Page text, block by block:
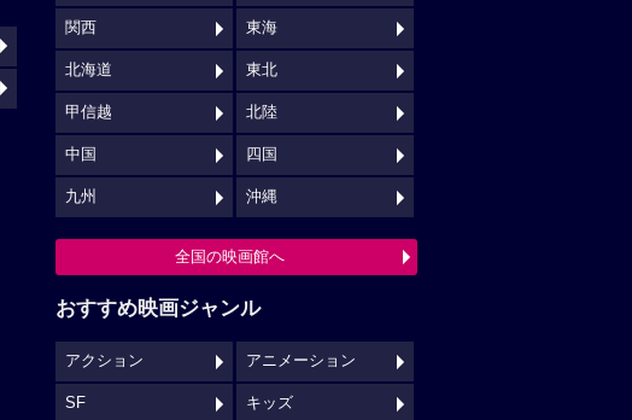
関西 東海
北海道 東北
甲信越 北陸
中国 四国
九州 沖縄
全国の映画館へ
おすすめ映画ジャンル
アクション アニメーション
SF キッズ